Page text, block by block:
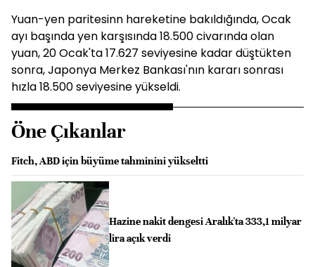
Yuan-yen paritesinn hareketine bakıldığında, Ocak
ayı başında yen karşısında 18.500 civarında olan
yuan, 20 Ocak'ta 17.627 seviyesine kadar düştükten
sonra, Japonya Merkez Bankası'nın kararı sonrası
hızla 18.500 seviyesine yükseldi.
Öne Çıkanlar
Fitch, ABD için büyüme tahminini yükseltti
Hazine nakit dengesi Aralık'ta 333,1 milyar
lira açık verdi